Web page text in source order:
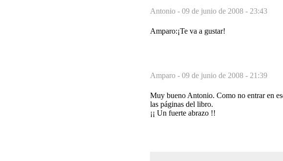
Antonio - 09 de junio de 2008 - 23:43
Amparo:¡Te va a gustar!
Amparo - 09 de junio de 2008 - 21:39
Muy bueno Antonio. Como no entrar en
las páginas del libro.
¡¡ Un fuerte abrazo !!